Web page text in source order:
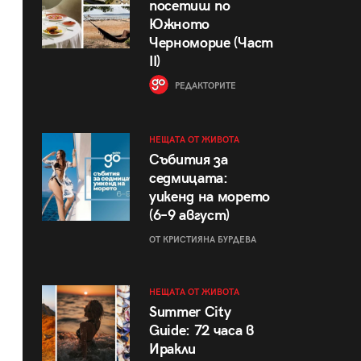
посетиш по
Южното
Черноморие (Част
II)
РЕДАКТОРИТЕ
НЕЩАТА ОТ ЖИВОТА
Събития за
седмицата:
уикенд на морето
(6–9 август)
ОТ КРИСТИЯНА БУРДЕВА
НЕЩАТА ОТ ЖИВОТА
Summer City
Guide: 72 часа в
Иракли